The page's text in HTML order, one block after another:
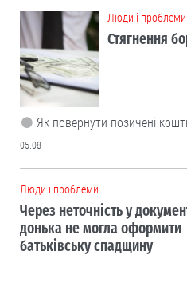
Люди і проблеми
Стягнення
Як повернути позичені
05.08
Люди і проблеми
Через неточність у
донька не могла оформити
батьківську спадщину